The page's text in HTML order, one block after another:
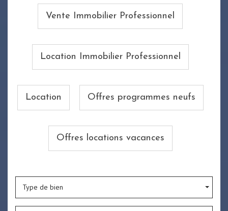
Vente Immobilier Professionnel
Location Immobilier Professionnel
Location Offres programmes neufs
Offres locations vacances
Type de bien